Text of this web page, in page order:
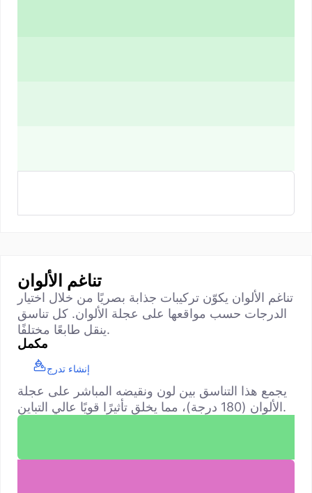
تناغم الألوان
تناغم الألوان يكوّن تركيبات جذابة بصريًا من خلال اختيار
الدرجات حسب مواقعها على عجلة الألوان. كل تناسق
ينقل طابعًا مختلفًا.
مكمل
إنشاء تدرج
يجمع هذا التناسق بين لون ونقيضه المباشر على عجلة
الألوان (180 درجة)، مما يخلق تأثيرًا قويًا عالي التباين.